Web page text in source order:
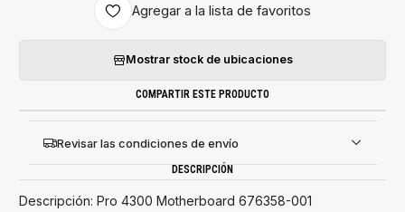
Agregar a la lista de favoritos
Mostrar stock de ubicaciones
COMPARTIR ESTE PRODUCTO
Revisar las condiciones de envío
DESCRIPCIÓN
Descripción: Pro 4300 Motherboard 676358-001